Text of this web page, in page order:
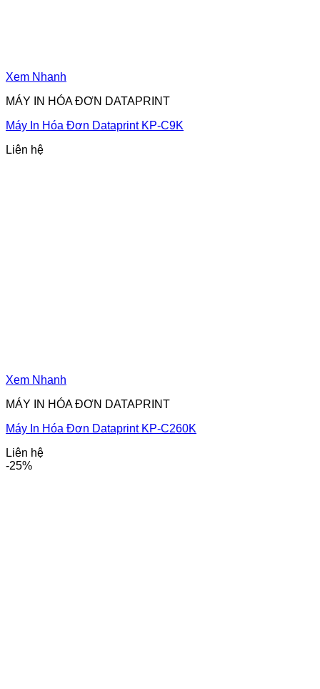
Xem Nhanh
MÁY IN HÓA ĐƠN DATAPRINT
Máy In Hóa Đơn Dataprint KP-C9K
Liên hệ
Xem Nhanh
MÁY IN HÓA ĐƠN DATAPRINT
Máy In Hóa Đơn Dataprint KP-C260K
Liên hệ
-25%